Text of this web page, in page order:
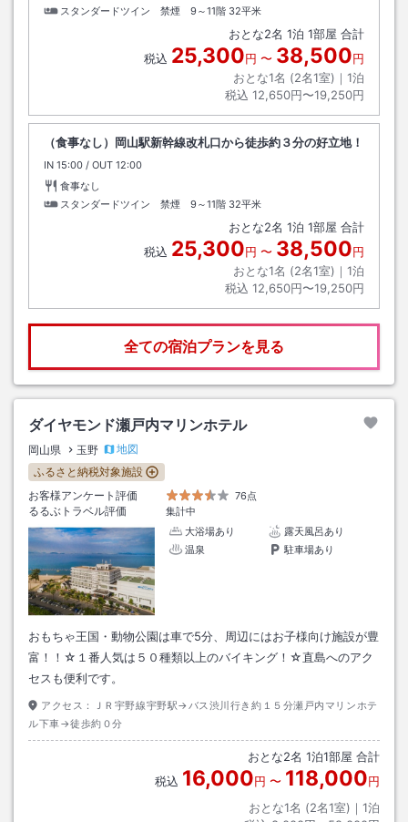
スタンダードツイン 禁煙 9～11階 32平米
おとな2名 1泊 1部屋 合計
税込 25,300円 〜 38,500円
おとな1名 (2名1室)｜ 1泊
税込 12,650円〜19,250円
（食事なし）岡山駅新幹線改札口から徒歩約３分の好立地！
IN チェックイン
15:00 / OUT チェックアウト
12:00
食事なし
スタンダードツイン 禁煙 9～11階 32平米
おとな2名 1泊 1部屋 合計
税込 25,300円 〜 38,500円
おとな1名 (2名1室)｜ 1泊
税込 12,650円〜19,250円
全ての宿泊プランを見る
ダイヤモンド瀬戸内マリンホテル
岡山県 玉野
地図
ふるさと納税対象施設
お客様アンケート評価
76点
るるぶトラベル評価
集計中
大浴場あり
露天風呂あり
温泉
駐車場あり
おもちゃ王国・動物公園は車で5分、周辺にはお子様向け施設が豊
富！！☆１番人気は５０種類以上のバイキング！☆直島へのアク
セスも便利です。
アクセス：
ＪＲ宇野線宇野駅→バス渋川行き約１５分瀬戸内マリンホテ
ル下車→徒歩約０分
おとな2名 1泊1部屋 合計
税込 16,000円 〜 118,000円
おとな1名 (2名1室)｜ 1泊